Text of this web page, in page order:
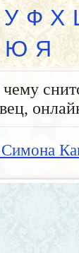
У Ф Х
Ю Я